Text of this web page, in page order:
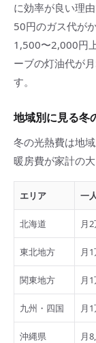
に効率が良い理
50円のガス代が
1,500〜2,000円
ーブの灯油代が
す。
地域別に見る冬
冬の光熱費は地
暖房費が家計の
エリア 一
北海道 月
東北地方 月
関東地方 月
九州・四国 月
沖縄県 月